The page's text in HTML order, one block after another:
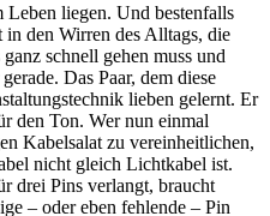
Leben liegen. Und bestenfalls
den Wirren des Alltags, die
schnell gehen muss und
Das Paar, dem diese
lieben gelernt. Er
den Ton. Wer nun einmal
Kabelsalat zu vereinheitlichen,
nicht gleich Lichtkabel ist.
drei Pins verlangt, braucht
– oder eben fehlende – Pin